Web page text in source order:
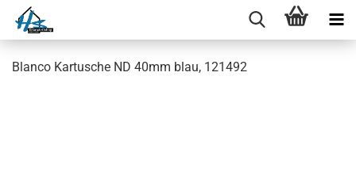
Blanco Kartusche ND 40mm blau, 121492